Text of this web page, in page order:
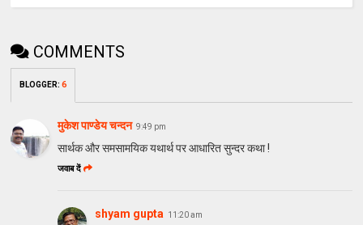
COMMENTS
BLOGGER:6
मुकेश पाण्डेय चन्दन 9:49 pm
सार्थक और समसामयिक यथार्थ पर आधारित सुन्दर कथा !
जवाब दें
shyam gupta 11:20 am